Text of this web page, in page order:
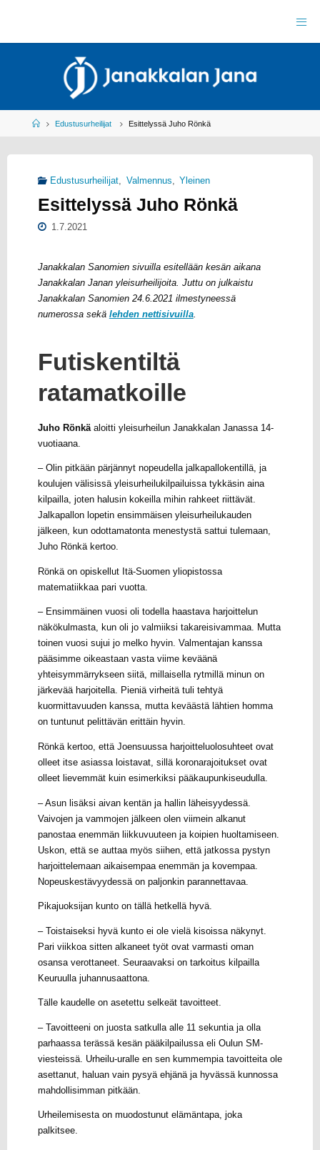
AN
HomeEdustusurheilijat Esittelyssä Juho Rönkä
Edustusurheilijat, Valmennus, Yleinen
Esittelyssä Juho Rönkä
1.7.2021
Janakkalan Sanomien sivuilla esitellään kesän aikana
Janakkalan Janan yleisurheilijoita. Juttu on julkaistu
Janakkalan Sanomien 24.6.2021 ilmestyneessä
numerossa sekä lehden nettisivuilla.
Futiskentiltä
ratamatkoille
Juho Rönkäaloitti yleisurheilun Janakkalan Janassa 14-
vuotiaana.
– Olin pitkään pärjännyt nopeudella jalkapallokentillä, ja
koulujen välisissä yleisurheilukilpailuissa tykkäsin aina
kilpailla, joten halusin kokeilla mihin rahkeet riittävät.
Jalkapallon lopetin ensimmäisen yleisurheilukauden
jälkeen, kun odottamatonta menestystä sattui tulemaan,
Juho Rönkä kertoo.
Rönkä on opiskellut Itä-Suomen yliopistossa
matematiikkaa pari vuotta.
– Ensimmäinen vuosi oli todella haastava harjoittelun
näkökulmasta, kun oli jo valmiiksi takareisivammaa. Mutta
toinen vuosi sujui jo melko hyvin. Valmentajan kanssa
pääsimme oikeastaan vasta viime keväänä
yhteisymmärrykseen siitä, millaisella rytmillä minun on
järkevää harjoitella. Pieniä virheitä tuli tehtyä
kuormittavuuden kanssa, mutta keväästä lähtien homma
on tuntunut pelittävän erittäin hyvin.
Rönkä kertoo, että Joensuussa harjoitteluolosuhteet ovat
olleet itse asiassa loistavat, sillä koronarajoitukset ovat
olleet lievemmät kuin esimerkiksi pääkaupunkiseudulla.
– Asun lisäksi aivan kentän ja hallin läheisyydessä.
Vaivojen ja vammojen jälkeen olen viimein alkanut
panostaa enemmän liikkuvuuteen ja koipien huoltamiseen.
Uskon, että se auttaa myös siihen, että jatkossa pystyn
harjoittelemaan aikaisempaa enemmän ja kovempaa.
Nopeuskestävyydessä on paljonkin parannettavaa.
Pikajuoksijan kunto on tällä hetkellä hyvä.
– Toistaiseksi hyvä kunto ei ole vielä kisoissa näkynyt.
Pari viikkoa sitten alkaneet työt ovat varmasti oman
osansa verottaneet. Seuraavaksi on tarkoitus kilpailla
Keuruulla juhannusaattona.
Tälle kaudelle on asetettu selkeät tavoitteet.
– Tavoitteeni on juosta satkulla alle 11 sekuntia ja olla
parhaassa terässä kesän pääkilpailussa eli Oulun SM-
viesteissä. Urheilu-uralle en sen kummempia tavoitteita ole
asettanut, haluan vain pysyä ehjänä ja hyvässä kunnossa
mahdollisimman pitkään.
Urheilemisesta on muodostunut elämäntapa, joka
palkitsee.